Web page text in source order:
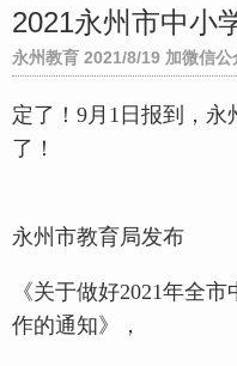
2021永州市中小
永州教育 2021/8/19 加微信公
定了！9月1日报到，
了！
永州市教育局发布
《关于做好2021年全
作的通知》，